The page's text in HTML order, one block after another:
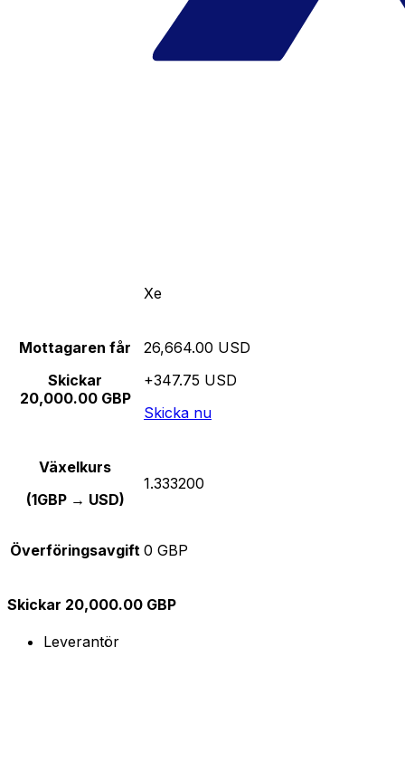
Xe
Mottagaren får
Skickar
20,000.00 GBP
26,664.00 USD
+347.75 USD
Skicka nu
Växelkurs
(1GBP → USD)
1.333200
Överföringsavgift 0 GBP
Skickar 20,000.00 GBP
Leverantör